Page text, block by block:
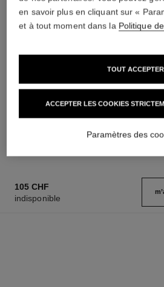
sublimage la crème texture
Crème Ultime : Régénère et
Lisse
Réf.
105 CHF
indisponible
en savoir plus en cliquant sur «
et à tout moment dans la Politique
ACCEPTER LES COOKIES
TOUT ACCEPTER
Paramètres des